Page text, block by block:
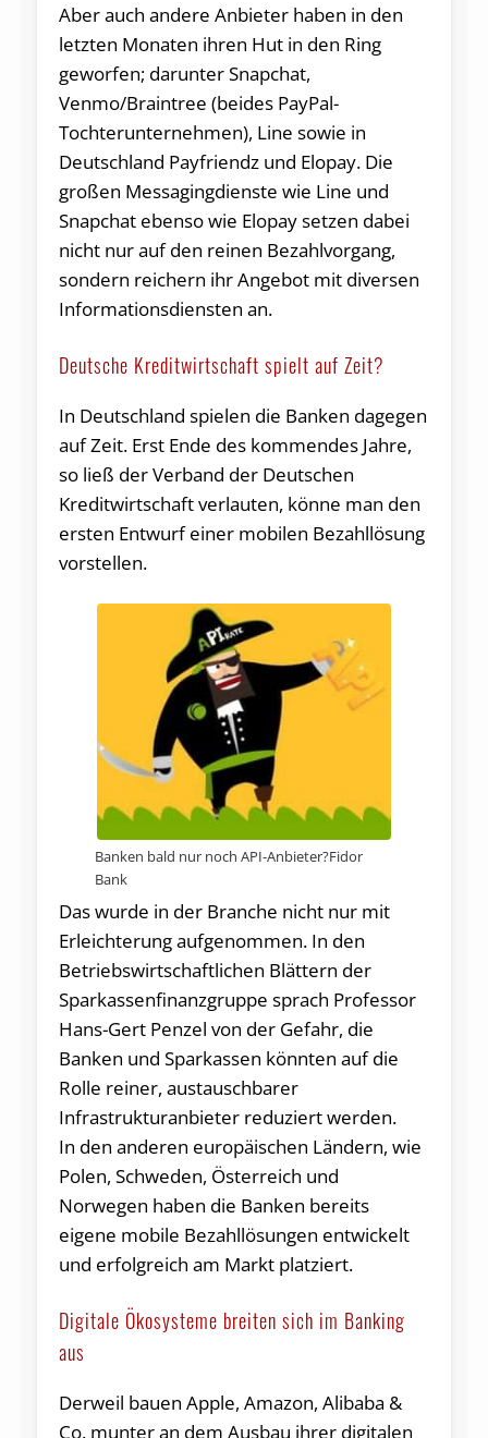
Aber auch andere Anbieter haben in den
letzten Monaten ihren Hut in den Ring
geworfen; darunter Snapchat,
Venmo/Braintree (beides PayPal-
Tochterunternehmen), Line sowie in
Deutschland Payfriendz und Elopay. Die
großen Messagingdienste wie Line und
Snapchat ebenso wie Elopay setzen dabei
nicht nur auf den reinen Bezahlvorgang,
sondern reichern ihr Angebot mit diversen
Informationsdiensten an.
Deutsche Kreditwirtschaft spielt auf Zeit?
In Deutschland spielen die Banken dagegen
auf Zeit. Erst Ende des kommendes Jahre,
so ließ der Verband der Deutschen
Kreditwirtschaft verlauten, könne man den
ersten Entwurf einer mobilen Bezahllösung
vorstellen.
Banken bald nur noch API-Anbieter?Fidor
Bank
Das wurde in der Branche nicht nur mit
Erleichterung aufgenommen. In den
Betriebswirtschaftlichen Blättern der
Sparkassenfinanzgruppe sprach Professor
Hans-Gert Penzel von der Gefahr, die
Banken und Sparkassen könnten auf die
Rolle reiner, austauschbarer
Infrastrukturanbieter reduziert werden.
In den anderen europäischen Ländern, wie
Polen, Schweden, Österreich und
Norwegen haben die Banken bereits
eigene mobile Bezahllösungen entwickelt
und erfolgreich am Markt platziert.
Digitale Ökosysteme breiten sich im Banking
aus
Derweil bauen Apple, Amazon, Alibaba &
Co. munter an dem Ausbau ihrer digitalen